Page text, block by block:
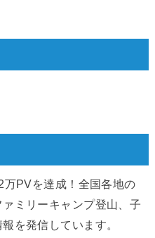
万PVを達成！全国各地の
ミリーキャンプ登山、子
を発信しています。